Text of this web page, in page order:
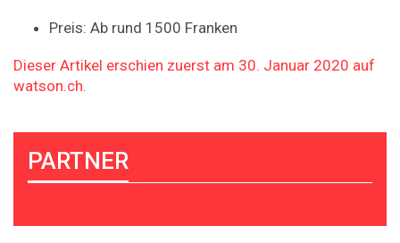
Preis: Ab rund 1500 Franken
Dieser Artikel erschien zuerst am 30. Januar 2020 auf
watson.ch.
PARTNER